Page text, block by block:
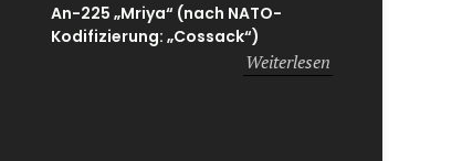
An-225 „Mriya“ (nach NATO-
Kodifizierung: „Cossack“)
Weiterlesen